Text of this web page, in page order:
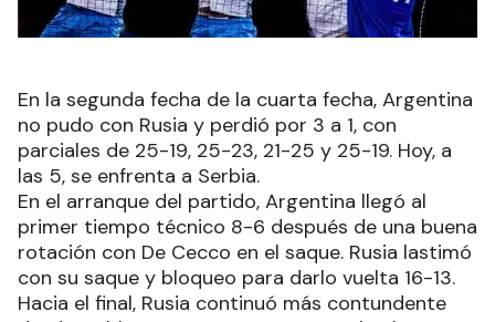
En la segunda fecha de la cuarta fecha, Argentina
no pudo con Rusia y perdió por 3 a 1, con
parciales de 25-19, 25-23, 21-25 y 25-19. Hoy, a
las 5, se enfrenta a Serbia.
En el arranque del partido, Argentina llegó al
primer tiempo técnico 8-6 después de una buena
rotación con De Cecco en el saque. Rusia lastimó
con su saque y bloqueo para darlo vuelta 16-13.
Hacia el final, Rusia continuó más contundente